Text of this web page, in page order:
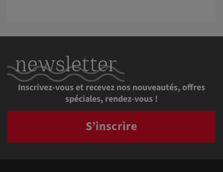
newsletter
Inscrivez-vous et recevez nos nouveautés, offres
spéciales, rendez-vous !
S’inscrire